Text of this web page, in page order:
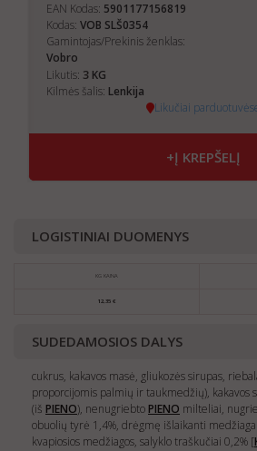
EAN Kodas: 5901177156819
Kodas: VOB SLŠ0354
Gamintojas/Prekinis ženklas:
Vobro
Likutis: 3 KG
Kilmės šalis: Lenkija
Likučiai
+Į KREPŠELĮ
LOGISTINIAI DUOMENYS
KG KAINA
12,35 €
SUDEDAMOSIOS DALYS
cukrus, kakavos masė, gliukozės sirupas,
proporcijomis palmių ir taukmedžių), kakavos
(iš PIENO), nenugriebtoPIENO milteliai,
obuolių tyrė 1,4%, drėgmę išlaikanti
kvapiosios medžiagos, salyklo traškučiai 0,2% [